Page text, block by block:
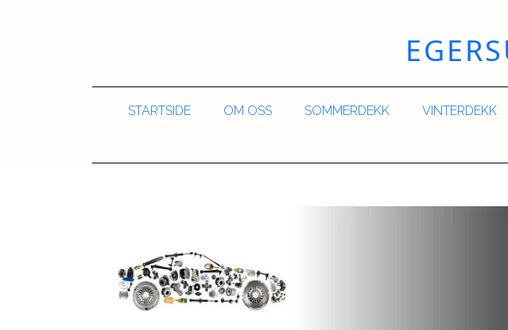
STARTSIDE OM OSS SOMMERDEKK VINTERDEKK